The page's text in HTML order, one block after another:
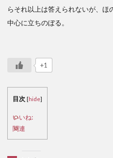
らそれ以上は答えられないが、ほ
中心に立ちのぼる。
+1
目次 [hide]
いいね:
関連